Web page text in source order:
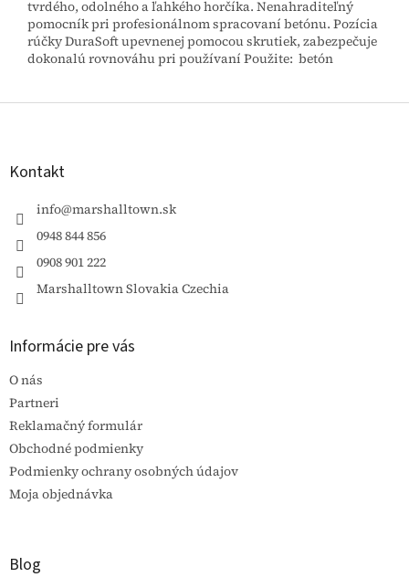
tvrdého, odolného a ľahkého horčíka. Nenahraditeľný
pomocník pri profesionálnom spracovaní betónu. Pozícia
rúčky DuraSoft upevnenej pomocou skrutiek, zabezpečuje
dokonalú rovnováhu pri používaní Použite: betón
Z
Kontakt
info@marshalltown.sk
0948 844 856
0908 901 222
Marshalltown Slovakia Czechia
Informácie pre vás
O nás
Partneri
Reklamačný formulár
Obchodné podmienky
Podmienky ochrany osobných údajov
Moja objednávka
Blog